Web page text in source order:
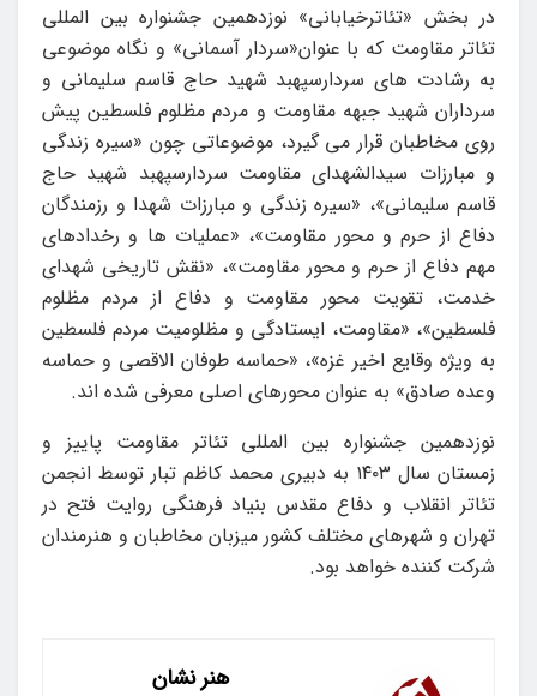
در بخش «تئاترخیابانی» نوزدهمین جشنواره بین المللی
تئاتر مقاومت که با عنوان«سردار آسمانی» و نگاه موضوعی
به رشادت های سردارسپهبد شهید حاج قاسم سلیمانی و
سرداران شهید جبهه مقاومت و مردم مظلوم فلسطین پیش
روی مخاطبان قرار می گیرد، موضوعاتی چون «سیره زندگی
و مبارزات سیدالشهدای مقاومت سردارسپهبد شهید حاج
قاسم سلیمانی»، «سیره زندگی و مبارزات شهدا و رزمندگان
دفاع از حرم و محور مقاومت»، «عملیات ها و رخدادهای
مهم دفاع از حرم و محور مقاومت»، «نقش تاریخی شهدای
خدمت، تقویت محور مقاومت و دفاع از مردم مظلوم
فلسطین»، «مقاومت، ایستادگی و مظلومیت مردم فلسطین
به ویژه وقایع اخیر غزه»، «حماسه طوفان الاقصی و حماسه
وعده صادق» به عنوان محورهای اصلی معرفی شده اند.
نوزدهمین جشنواره بین المللی تئاتر مقاومت پاییز و
زمستان سال ۱۴۰۳ به دبیری محمد کاظم تبار توسط انجمن
تئاتر انقلاب و دفاع مقدس بنیاد فرهنگی روایت فتح در
تهران و شهرهای مختلف کشور میزبان مخاطبان و هنرمندان
شرکت کننده خواهد بود.
هنر نشان